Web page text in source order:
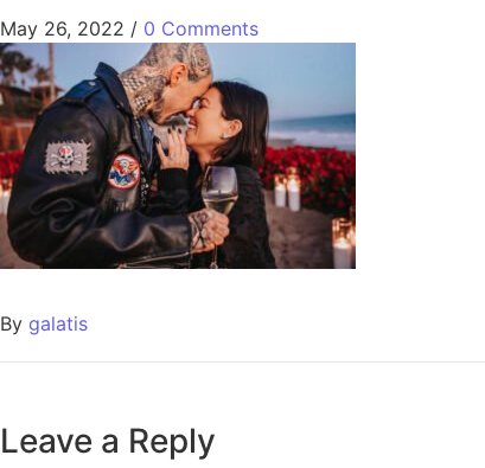
May 26, 2022 / 0 Comments
By galatis
Leave a Reply